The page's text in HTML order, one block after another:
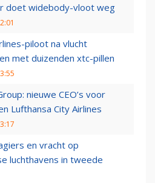
doet widebody-vloot weg
piloot na vlucht
met duizenden xtc-pillen
nieuwe CEO’s voor
Lufthansa City Airlines
en vracht op
luchthavens in tweede